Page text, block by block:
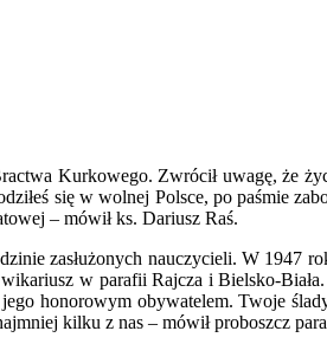
Kurkowego. Zwrócił uwagę, że
się w wolnej Polsce, po paśmie
– mówił ks. Dariusz Raś.
zasłużonych nauczycieli. W 1947
w parafii Rajcza i Bielsko-
honorowym obywatelem. Twoje
kilku z nas – mówił proboszcz